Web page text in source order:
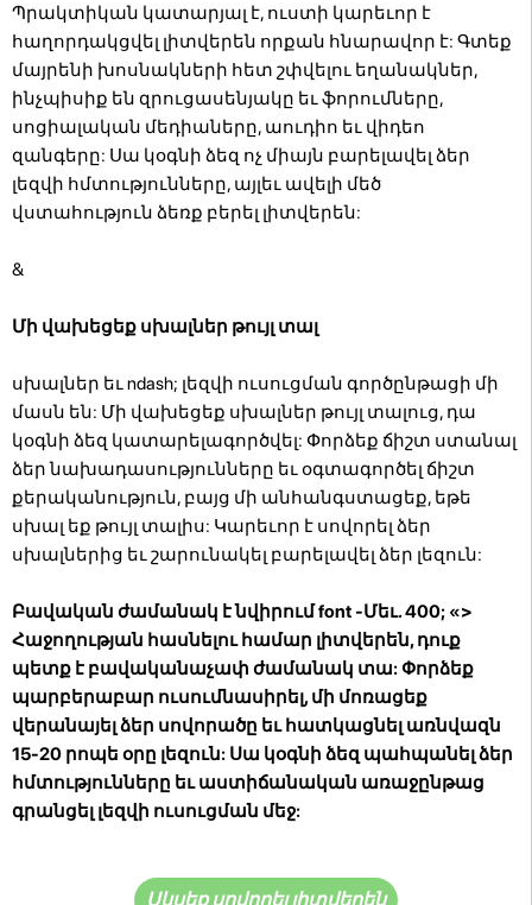
Պրակտիկան կատարյալ է, ուստի կարեւոր է
հաղորդակցվել լիտվերեն որքան հնարավոր է: Գտեք
մայրենի խոսնակների հետ շփվելու եղանակներ,
ինչպիսիք են զրուցասենյակը եւ ֆորումները,
սոցիալական մեդիաները, աուդիո եւ վիդեո
զանգերը: Սա կօգնի ձեզ ոչ միայն բարելավել ձեր
լեզվի հմտությունները, այլեւ ավելի մեծ
վստահություն ձեռք բերել լիտվերեն:
&
Մի վախեցեք սխալներ թույլ տալ
սխալներ եւ ndash; լեզվի ուսուցման գործընթացի մի
մասն են: Մի վախեցեք սխալներ թույլ տալուց, դա
կօգնի ձեզ կատարելագործվել: Փորձեք ճիշտ ստանալ
ձեր նախադասությունները եւ օգտագործել ճիշտ
քերականություն, բայց մի անհանգստացեք, եթե
սխալ եք թույլ տալիս: Կարեւոր է սովորել ձեր
սխալներից եւ շարունակել բարելավել ձեր լեզուն:
Բավական ժամանակ է նվիրումfont -Մեւ. 400; «>
Հաջողության հասնելու համար լիտվերեն, դուք
պետք է բավականաչափ ժամանակ տա: Փորձեք
պարբերաբար ուսումնասիրել, մի մոռացեք
վերանայել ձեր սովորածը եւ հատկացնել առնվազն
15-20 րոպե օրը լեզուն: Սա կօգնի ձեզ պահպանել ձեր
հմտությունները եւ աստիճանական առաջընթաց
գրանցել լեզվի ուսուցման մեջ:
Սկսեք սովորել լիտվերեն